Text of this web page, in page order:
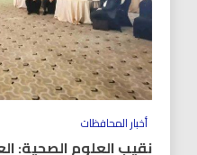
أخبار المحافظات
نقيب العلوم الصحية: